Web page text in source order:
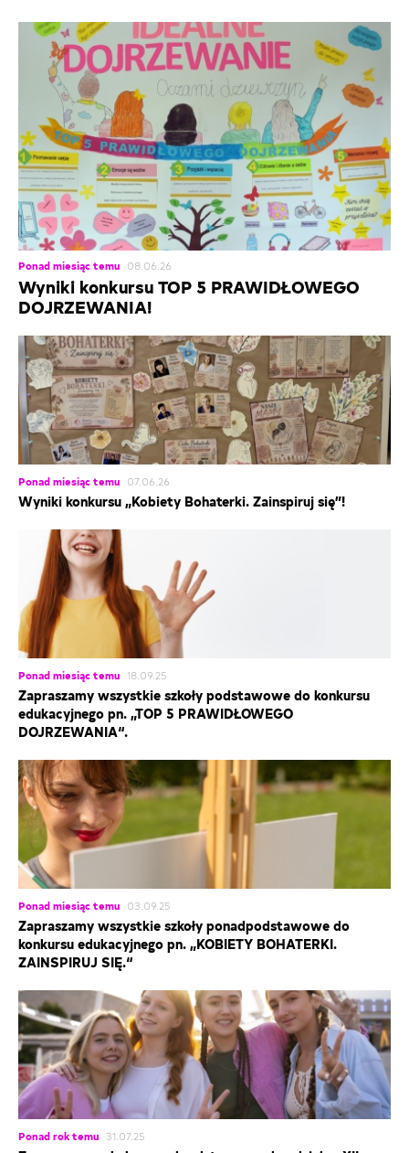
kreatywnych
konkursowych!
Ponad miesiąc temu 08.06.26
Wyniki konkursu TOP 5 PRAWIDŁOWEGO
DOJRZEWANIA!
Ponad miesiąc temu 07.06.26
Wyniki konkursu „Kobiety Bohaterki. Zainspiruj się”!
Ponad miesiąc temu 18.09.25
Zapraszamy wszystkie szkoły podstawowe do konkursu
edukacyjnego pn. „TOP 5 PRAWIDŁOWEGO
DOJRZEWANIA“.
Ponad miesiąc temu 03.09.25
Zapraszamy wszystkie szkoły ponadpodstawowe do
konkursu edukacyjnego pn. „KOBIETY BOHATERKI.
ZAINSPIRUJ SIĘ.“
Ponad rok temu 31.07.25